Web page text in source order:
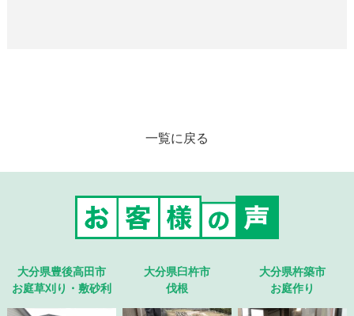
一覧に戻る
大分県豊後高田市
お庭草刈り・敷砂利
大分県臼杵市
伐根
大分県杵築市
お庭作り